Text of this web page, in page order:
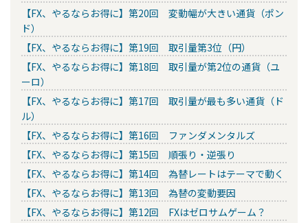
【FX、やるならお得に】第20回 変動幅が大きい通貨（ポン
ド）
【FX、やるならお得に】第19回 取引量第3位（円）
【FX、やるならお得に】第18回 取引量が第2位の通貨（ユ
ーロ）
【FX、やるならお得に】第17回 取引量が最も多い通貨（ド
ル）
【FX、やるならお得に】第16回 ファンダメンタルズ
【FX、やるならお得に】第15回 順張り・逆張り
【FX、やるならお得に】第14回 為替レートはテーマで動く
【FX、やるならお得に】第13回 為替の変動要因
【FX、やるならお得に】第12回 FXはゼロサムゲーム？